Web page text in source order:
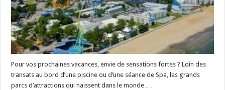
Pour vos prochaines vacances, envie de sensations fortes ? Loin des
transats au bord d’une piscine ou d’une séance de Spa, les grands
parcs d’attractions qui naissent dans le monde …